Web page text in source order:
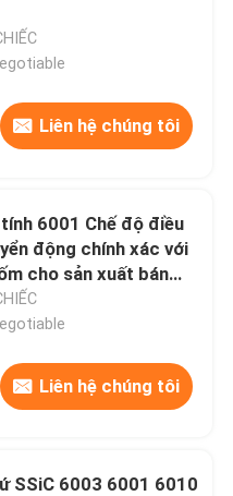
Liên hệ chúng tôi
6001 Chế độ điều
động chính xác với
cho sản xuất bán
Liên hệ chúng tôi
SSiC 6003 6001 6010